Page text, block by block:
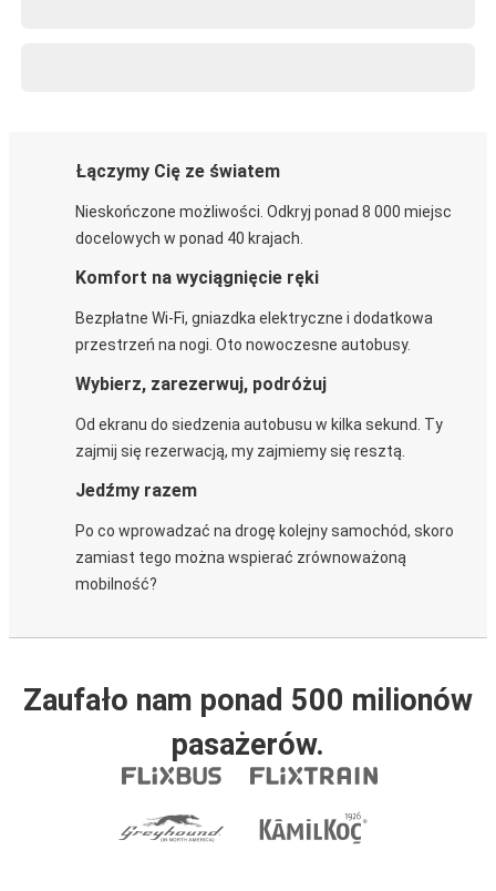
Łączymy Cię ze światem
Nieskończone możliwości. Odkryj ponad 8 000 miejsc
docelowych w ponad 40 krajach.
Komfort na wyciągnięcie ręki
Bezpłatne Wi-Fi, gniazdka elektryczne i dodatkowa
przestrzeń na nogi. Oto nowoczesne autobusy.
Wybierz, zarezerwuj, podróżuj
Od ekranu do siedzenia autobusu w kilka sekund. Ty
zajmij się rezerwacją, my zajmiemy się resztą.
Jedźmy razem
Po co wprowadzać na drogę kolejny samochód, skoro
zamiast tego można wspierać zrównoważoną
mobilność?
Zaufało nam ponad 500 milionów
pasażerów.